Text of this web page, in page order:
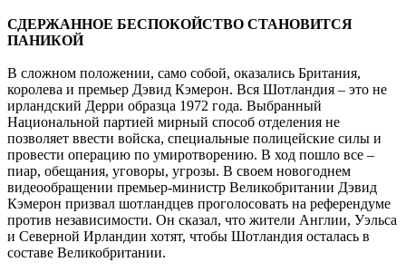
СДЕРЖАННОЕ БЕСПОКОЙСТВО СТАНОВИТСЯ
ПАНИКОЙ
В сложном положении, само собой, оказались Британия,
королева и премьер Дэвид Кэмерон. Вся Шотландия – это не
ирландский Дерри образца 1972 года. Выбранный
Национальной партией мирный способ отделения не
позволяет ввести войска, специальные полицейские силы и
провести операцию по умиротворению. В ход пошло все –
пиар, обещания, уговоры, угрозы. В своем новогоднем
видеообращении премьер-министр Великобритании Дэвид
Кэмерон призвал шотландцев проголосовать на референдуме
против независимости. Он сказал, что жители Англии, Уэльса
и Северной Ирландии хотят, чтобы Шотландия осталась в
составе Великобритании.